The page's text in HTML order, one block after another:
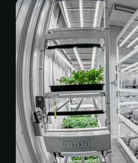
clave
Ofrecido
en
varios
tamaños
y
modelos
de
estantes:
Dimensiones
y
# DE
NIVELES:
DE 2 A 4